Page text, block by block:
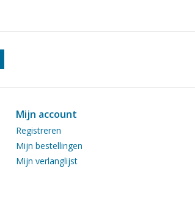
Mijn account
Registreren
Mijn bestellingen
Mijn verlanglijst